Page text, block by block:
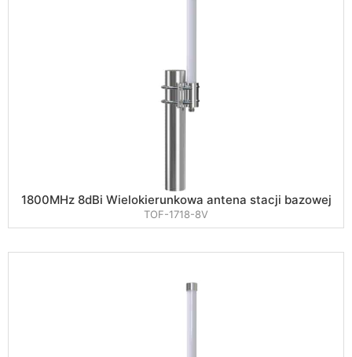
1800MHz 8dBi Wielokierunkowa antena stacji bazowej
TOF-1718-8V